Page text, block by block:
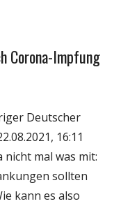
Corona-Impfung
Deutscher
16:11
nicht mal was mit:
sollten
kann es also